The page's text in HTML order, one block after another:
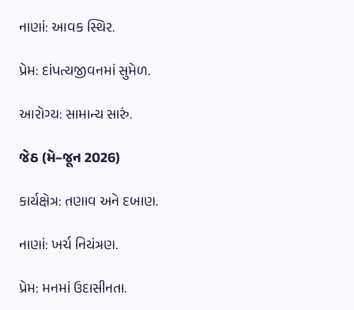
નાણાં: આવક સ્થિર.
પ્રેમ: દાંપત્યજીવનમાં સુમેળ.
આરોગ્ય: સામાન્ય સારું.
જેઠ (મે–જૂન 2026)
કાર્યક્ષેત્ર: તણાવ અને દબાણ.
નાણાં: ખર્ચ નિયંત્રણ.
પ્રેમ: મનમાં ઉદાસીનતા.